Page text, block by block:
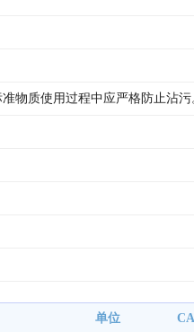
物质使用过程中应严格防止沾污
单位